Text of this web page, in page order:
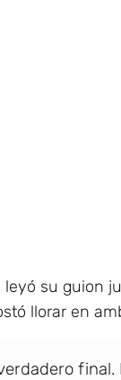
leyó su guion
llorar en